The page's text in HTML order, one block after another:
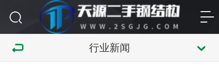
行业新闻